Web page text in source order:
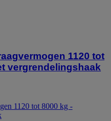
1120 tot
vergrendelingshaak
1120 tot 8000 kg -